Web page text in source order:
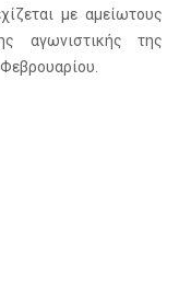
με αμείωτους
αγωνιστικής της